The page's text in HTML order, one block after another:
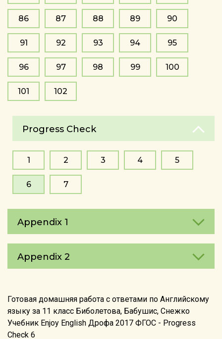
86 87 88 89 90
91 92 93 94 95
96 97 98 99 100
101 102
Progress Check
1 2 3 4 5
6 7
Appendix 1
Appendix 2
Готовая домашняя работа с ответами по Английскому
языку за 11 класс Биболетова, Бабушис, Снежко
Учебник Enjoy English Дрофа 2017 ФГОС - Progress
Check 6